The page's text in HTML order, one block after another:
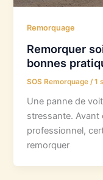
Remorquage
Remorquer
bonnes
SOS Remorquage /1
Une panne de
stressante.
professionnel,
remorquer